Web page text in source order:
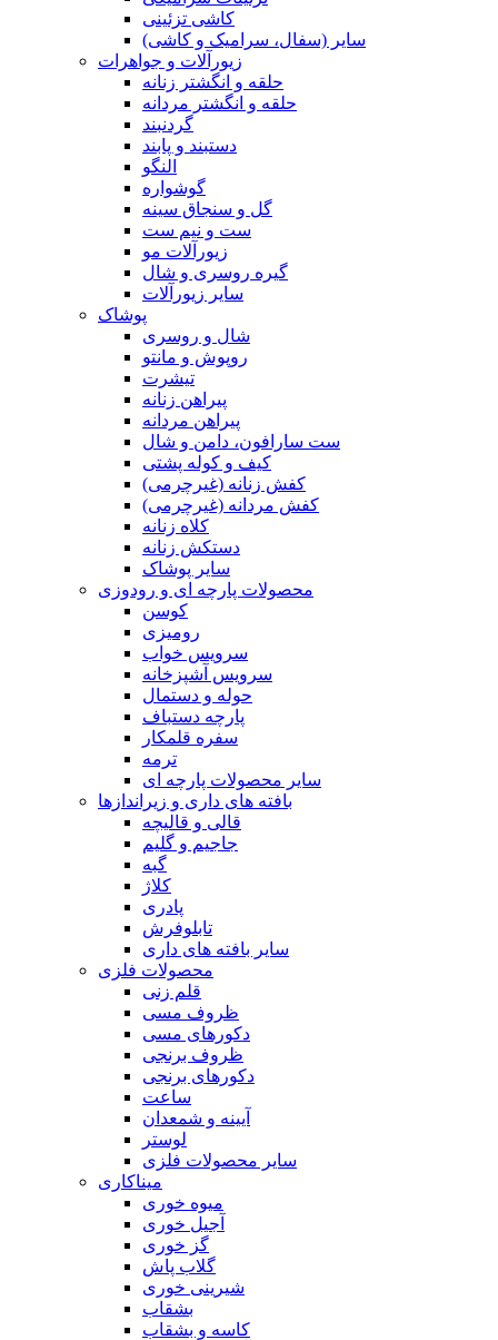
کاشی تزئینی
سایر (سفال، سرامیک و کاشی)
زیورآلات و جواهرات
حلقه و انگشتر زنانه
حلقه و انگشتر مردانه
گردنبند
دستبند و پابند
النگو
گوشواره
گل و سنجاق سینه
ست و نیم ست
زیورآلات مو
گیره روسری و شال
سایر زیورآلات
پوشاک
شال و روسری
روپوش و مانتو
تیشرت
پیراهن زنانه
پیراهن مردانه
ست سارافون، دامن و شال
کیف و کوله پشتی
کفش زنانه (غیرچرمی)
کفش مردانه (غیرچرمی)
کلاه زنانه
دستکش زنانه
سایر پوشاک
محصولات پارچه ای و رودوزی
کوسن
رومیزی
سرویس خواب
سرویس آشپزخانه
حوله و دستمال
پارچه دستباف
سفره قلمکار
ترمه
سایر محصولات پارچه ای
بافته های داری و زیراندازها
قالی و قالیچه
جاجیم و گلیم
گبه
کلاژ
پادری
تابلوفرش
سایر بافته های داری
محصولات فلزی
قلم زنی
ظروف مسی
دکورهای مسی
ظروف برنجی
دکورهای برنجی
ساعت
آیینه و شمعدان
لوستر
سایر محصولات فلزی
میناکاری
میوه خوری
آجیل خوری
گز خوری
گلاب پاش
شیرینی خوری
بشقاب
کاسه و بشقاب